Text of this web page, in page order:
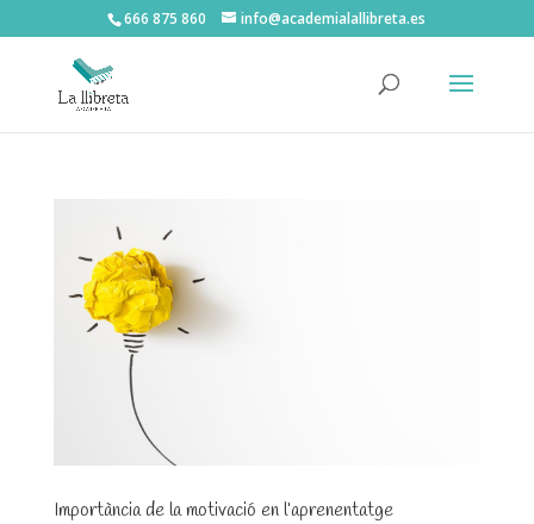
666 875 860 info@academialallibreta.es
Importància de la motivació en l’aprenentatge